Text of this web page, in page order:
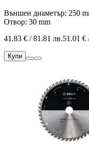
Външен диаметър: 250
Отвор: 30 mm
41.83 € / 81.81 лв.51.01 €
Купи